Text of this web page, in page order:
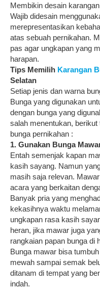
Membikin desain
Wajib didesain
merepresentasikan
atas sebuah pernikahan.
pas agar ungkapan yang
harapan.
Tips Memilih Karangan
Selatan
Setiap jenis dan warna
Bunga yang digunakan
dengan bunga yang
salah menentukan,
bunga pernikahan :
1. Gunakan Bunga
Entah semenjak kapan
kasih sayang. Namun
masih saja relevan.
acara yang berkaitan
Banyak pria yang
kekasihnya waktu
ungkapan rasa kasih
heran, jika mawar juga
rangkaian papan bunga di
Bunga mawar bisa
mewah sampai semak
ditanam di tempat yang
indah.